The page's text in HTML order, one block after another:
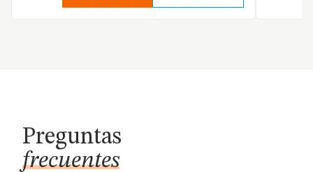
Preguntas
frecuentes